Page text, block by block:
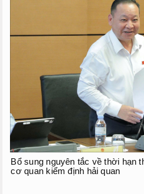
Bổ sung nguyên tắc về thời hạn
cơ quan kiểm định hải quan